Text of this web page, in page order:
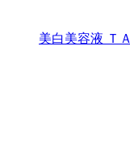
美白美容液 ＴＡ